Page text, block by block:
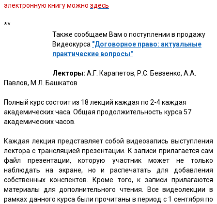
электронную книгу можно здесь
**
Также сообщаем Вам о поступлении в продажу
Видеокурса "Договорное право: актуальные
практические вопросы"
Лекторы: А.Г. Карапетов, Р.С. Бевзенко, А.А.
Павлов, М.Л. Башкатов
Полный курс состоит из 18 лекций каждая по 2-4 каждая
академических часа. Общая продолжительность курса 57
академических часов.
Каждая лекция представляет собой видеозапись выступления
лектора с трансляцией презентации. К записи прилагается сам
файл презентации, которую участник может не только
наблюдать на экране, но и распечатать для добавления
собственных конспектов. Кроме того, к записи прилагаются
материалы для дополнительного чтения. Все видеолекции в
рамках данного курса были прочитаны в период с 1 сентября по